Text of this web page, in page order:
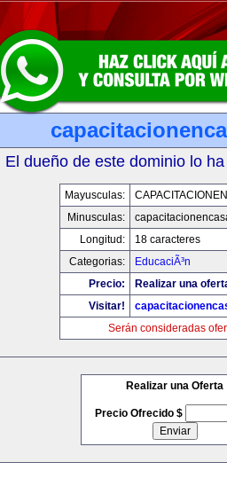
El dueño de este dominio lo
Mayusculas:
Minusculas:
Longitud:
18 caracteres
Categorias:
EducaciÃ³n
Precio:
Realizar una
Visitar!
Serán consideradas
Realizar una Oferta
Precio Ofrecido $